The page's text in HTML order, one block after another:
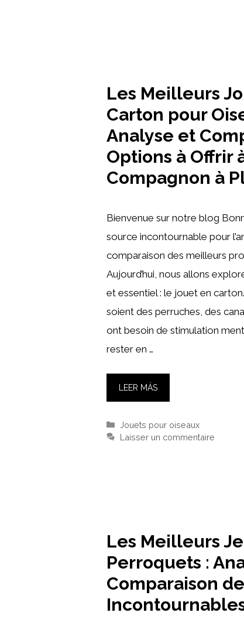
Les Meilleurs
Carton pour
Analyse et
Options à Offrir
Compagnon à
Bienvenue sur notre blog
source incontournable pour
comparaison des meilleurs
Aujourd’hui, nous allons
et essentiel : le jouet en carton.
soient des perruches, des
ont besoin de stimulation
rester en …
LEER MÁS
Catégories
Jouets pour oiseaux
Laisser un commentaire
Les Meilleurs
Perroquets :
Comparaison